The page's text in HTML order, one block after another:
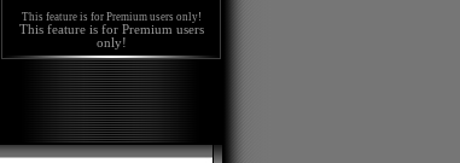
This feature is for Premium users only!
This feature is for Premium users
only!